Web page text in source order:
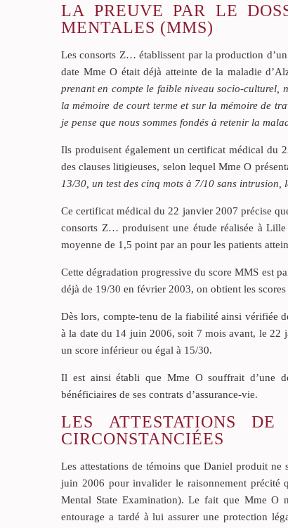
LA PREUVE PAR LE
MENTALES (MMS)
Les consorts Z… établissent par la production
date Mme O était déjà atteinte de la maladie
prenant en compte le faible niveau socio-culturel,
la mémoire de court terme et sur la mémoire de
je pense que nous sommes fondés à retenir la
Ils produisent également un certificat médical du
des clauses litigieuses, selon lequel Mme O
13/30, un test des cinq mots à 7/10 sans
Ce certificat médical du 22 janvier 2007 précise
consorts Z… produisent une étude réalisée à
moyenne de 1,5 point par an pour les patients
Cette dégradation progressive du score MMS est
déjà de 19/30 en février 2003, on obtient les
Dès lors, compte-tenu de la fiabilité ainsi vérifiée
à la date du 14 juin 2006, soit 7 mois avant, le 22
un score inférieur ou égal à 15/30.
Il est ainsi établi que Mme O souffrait d’une
bénéficiaires de ses contrats d’assurance-vie.
LES ATTESTATIONS
CIRCONSTANCIÉES
Les attestations de témoins que Daniel produit
juin 2006 pour invalider le raisonnement précité
Mental State Examination). Le fait que Mme O
entourage a tardé à lui assurer une protection